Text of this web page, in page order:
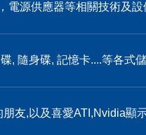
電源供應器等相關技術及
, 隨身碟, 記憶卡....等各式
友,以及喜愛ATI,Nvidia顯